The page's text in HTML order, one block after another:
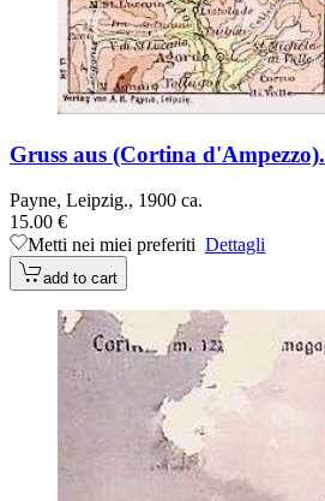
Gruss aus (Cortina d'Ampezzo).
Payne, Leipzig., 1900 ca.
15.00 €
Metti nei miei preferiti Dettagli
add to cart